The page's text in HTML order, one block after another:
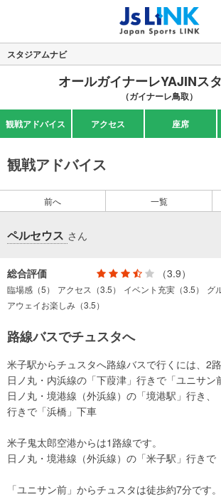
スタジアムナビ
オールガイナーレYAJINス
（ガイナーレ鳥取）
観戦アドバイス アクセス 座席
観戦アドバイス
前へ 一覧
ペルセウス さん
総合評価 （3.9）
臨場感（5） アクセス（3.5） イベント充実（3.5）
グ
アウェイお楽しみ（3.5）
路線バスでチュスタへ
米子駅からチュスタへ路線バスで行くには、2路
日ノ丸・内浜線の「下葭津」行きで「ユニサン
日ノ丸・境港線（外浜線）の「境港駅」行き、
行きで「浜橋」下車
米子鬼太郎空港からは1路線です。
日ノ丸・境港線（外浜線）の「米子駅」行きで
「ユニサン前」からチュスタは徒歩約7分です。